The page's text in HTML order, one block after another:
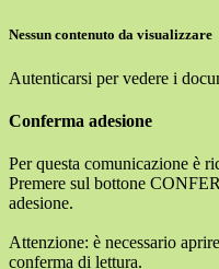
Nessun contenuto da visualizzare
Autenticarsi per vedere i
Conferma adesione
Per questa comunicazione è
Premere sul bottone
adesione.
Attenzione: è necessario
conferma di lettura.